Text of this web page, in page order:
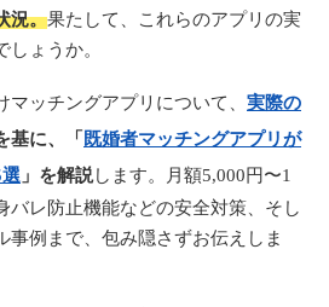
況。果たして、これらのアプリの実
ょうか。
ッチングアプリについて、 実際の
基に、「 既婚者マッチングアプリが
」を解説します。月額5,000円〜1
バレ防止機能などの安全対策、そし
事例まで、包み隠さずお伝えしま